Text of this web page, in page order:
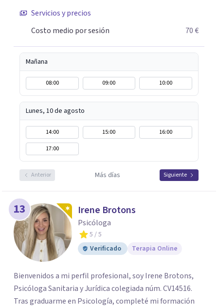
Servicios y precios
Costo medio por sesión
70 €
Mañana
08:00 09:00 10:00
Lunes, 10 de agosto
14:00 15:00
16:00
17:00
Anterior Más días Siguiente
13 Irene Brotons
Psicóloga
5 / 5
Verificado
Terapia Online
Bienvenidos a mi perfil profesional, soy Irene Brotons,
Psicóloga Sanitaria y Jurídica colegiada núm. CV14516.
Tras graduarme en Psicología, completé mi formación